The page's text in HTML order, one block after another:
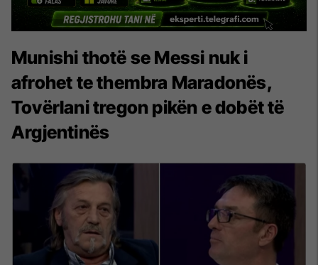
Munishi thotë se Messi nuk i
afrohet te thembra Maradonës,
Tovërlani tregon pikën e dobët të
Argjentinës